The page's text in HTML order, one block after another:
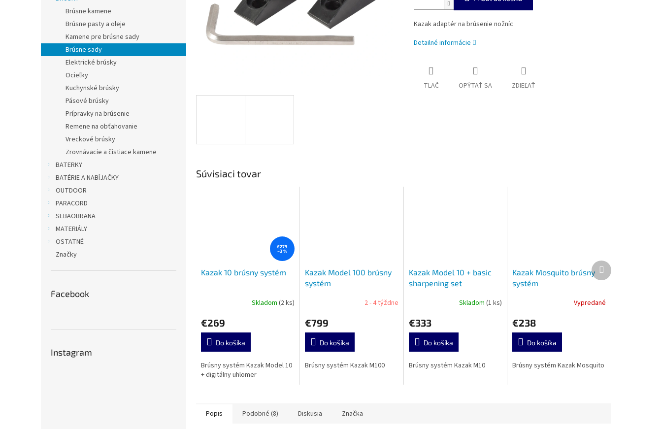
Brúsne kamene
Brúsne pasty a oleje
Kamene pre brúsne sady
Brúsne sady
Elektrické brúsky
Ocieľky
Kuchynské brúsky
Pásové brúsky
Prípravky na brúsenie
Remene na obťahovanie
Vreckové brúsky
Zrovnávacie a čistiace kamene
BATERKY
BATÉRIE A NABÍJAČKY
OUTDOOR
PARACORD
SEBAOBRANA
MATERIÁLY
OSTATNÉ
Značky
Facebook
Instagram
Kazak adaptér na brúsenie nožníc
Detailné informácie
TLAČ OPÝTAŤ SA ZDIEĽAŤ
Súvisiaci tovar
€279
–3 %
Kazak 10 brúsny systém
Skladom (2 ks)
€269
Do košíka
Brúsny systém Kazak Model 10
+ digitálny uhlomer
Kazak Model 100 brúsny
systém
2 - 4 týždne
€799
Do košíka
Brúsny systém Kazak M100
Kazak Model 10 + basic
sharpening set
Skladom(1 ks)
€333
Do košíka
Brúsny systém Kazak M10
Kazak Mosquito brúsny
systém
Vypredané
€238
Do košíka
Brúsny systém Kazak Mosquito
Ďalší
produkt
Popis Podobné (8) Diskusia Značka